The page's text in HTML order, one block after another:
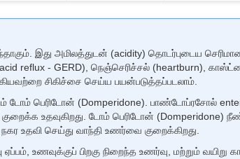
இது அமிலத்துடன் (acidity) தொடர்புடைய
reflux - GERD), நெஞ்செரிச்சல் (heartburn),
சிகிச்சை செய்ய பயன்படுத்தப்படலாம்.
பெரிடோன் (Domperidone). பாண்டோப்ரசோல்
உதவுகிறது. டோம் பெரிடோன் (Domperidone)
உதவி செய்து வாந்தி உணர்வை குறைக்கிறது.
உணவுக்குப் பிறகு நிறைந்த உணர்வு, மற்றும் வயிறு